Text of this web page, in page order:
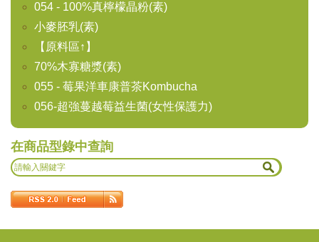
054 - 100%真檸檬晶粉(素)
小麥胚乳(素)
【原料區↑】
70%木寡糖漿(素)
055 - 莓果洋車康普茶Kombucha
056-超強蔓越莓益生菌(女性保護力)
在商品型錄中查詢